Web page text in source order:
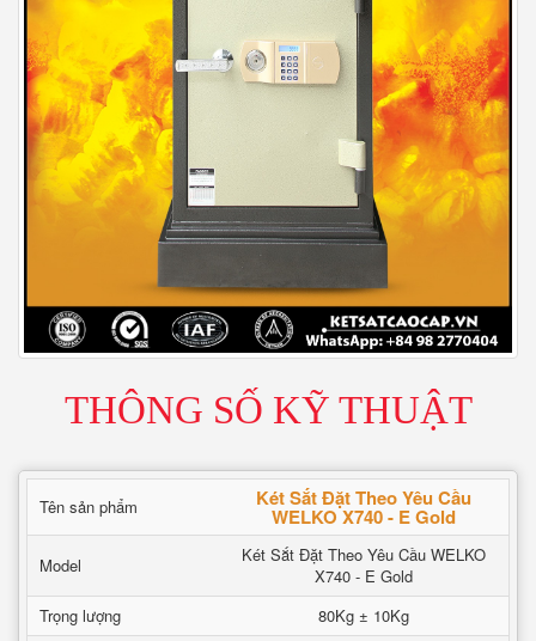
THÔNG SỐ KỸ THUẬT
Tên sản phẩm Két Sắt Đặt Theo Yêu Cầu
WELKO X740 - E Gold
Model
Két Sắt Đặt Theo Yêu Cầu WELKO
X740 - E Gold
Trọng lượng
80Kg ± 10Kg